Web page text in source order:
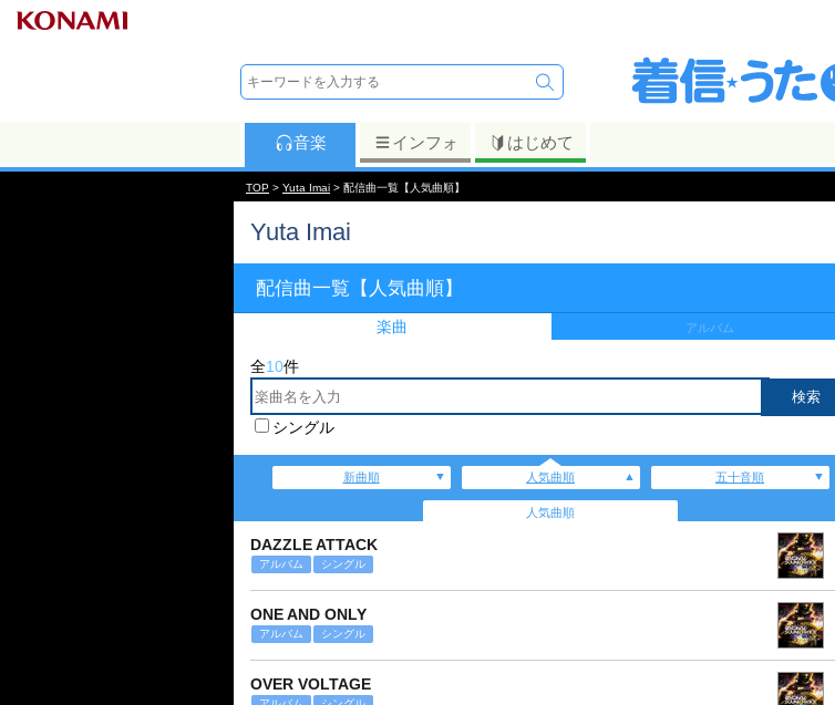
音楽 インフォ はじめて
TOP > Yuta Imai > 配信曲一覧【人気曲順】
Yuta Imai
配信曲一覧【人気曲順】
楽曲 アルバム
全10件
シングル
新曲順 人気曲順 五十音順
人気曲順
DAZZLE ATTACK
アルバム シングル
ONE AND ONLY
アルバム シングル
OVER VOLTAGE